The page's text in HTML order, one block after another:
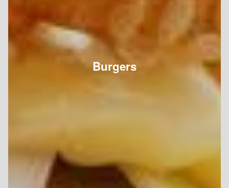
Burgers